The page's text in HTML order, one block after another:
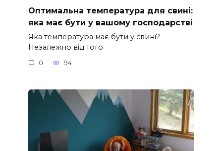
Оптимальна температура для свині:
яка має бути у вашому господарстві
Яка температура має бути у свині?
Незалежно від того
0 94